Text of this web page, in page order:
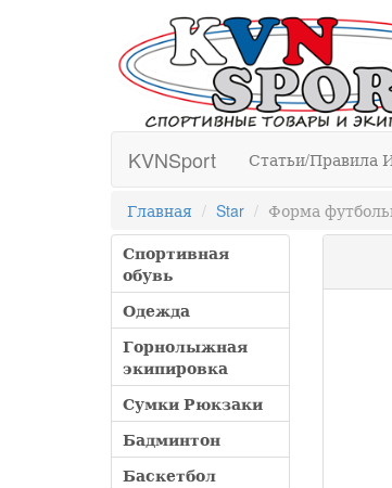
KVNSport Статьи/Правила
Главная Star
Форма
Спортивная
обувь
Одежда
Горнолыжная
экипировка
Сумки Рюкзаки
Бадминтон
Баскетбол